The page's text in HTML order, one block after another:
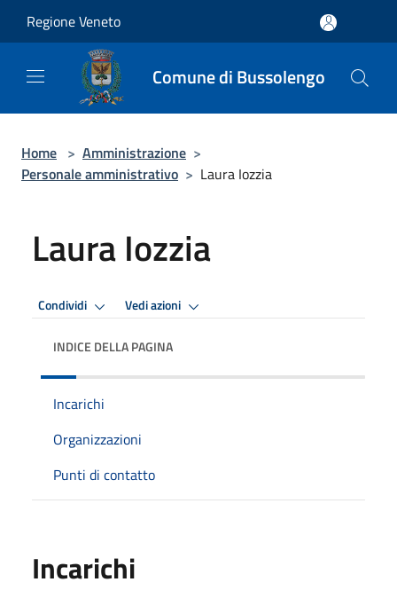
Regione Veneto
Comune di Bussolengo
Home > Amministrazione >
Personale amministrativo > Laura Iozzia
Laura Iozzia
Condividi Vedi azioni
INDICE DELLA PAGINA
Incarichi
Organizzazioni
Punti di contatto
Incarichi